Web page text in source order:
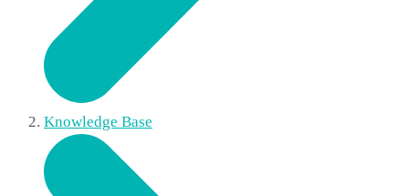
Knowledge Base